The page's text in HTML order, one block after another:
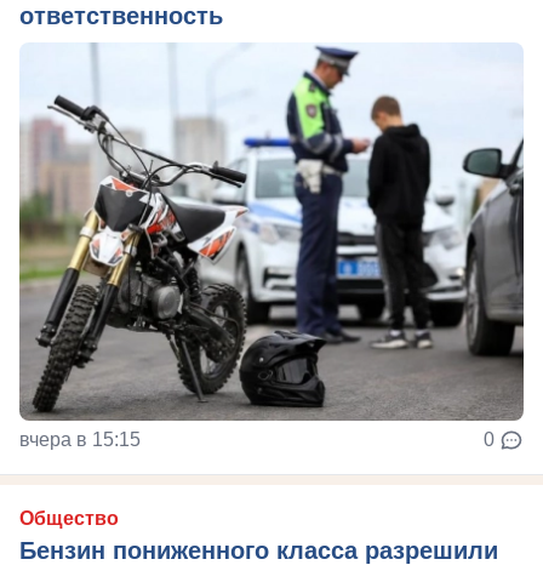
ответственность
вчера в 15:15 0
Общество
Бензин пониженного класса разрешили